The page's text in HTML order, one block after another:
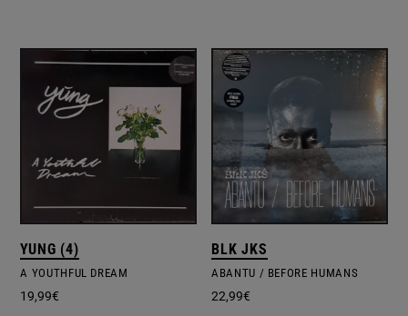
YUNG (4)
A YOUTHFUL DREAM
19,99€
BLK JKS
ABANTU / BEFORE HUMANS
22,99€